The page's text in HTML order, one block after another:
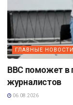
ГЛАВНЫЕ НОВОСТИ
BBC поможет в
журналистов
06.08.2026